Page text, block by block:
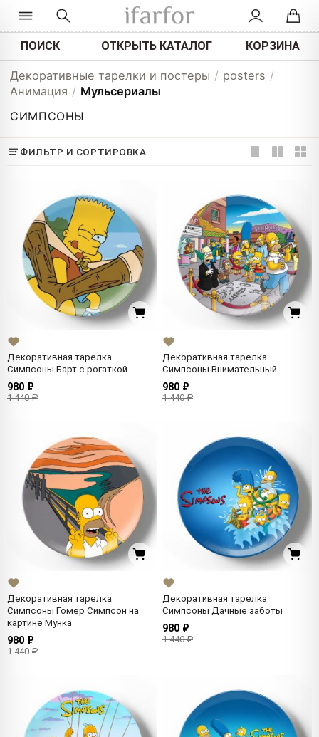
ПОИСК ОТКРЫТЬ КАТАЛОГ КОРЗИНА
Декоративные тарелки и постеры / posters /
Анимация / Мульсериалы
СИМПСОНЫ
ФИЛЬТР И СОРТИРОВКА
Декоративная тарелка
Симпсоны Барт с рогаткой
980 ₽
1 440 ₽
Декоративная тарелка
Симпсоны Внимательный
980 ₽
1 440 ₽
Декоративная тарелка
Симпсоны Гомер Симпсон на
картине Мунка
980 ₽
1 440 ₽
Декоративная тарелка
Симпсоны Дачные заботы
980 ₽
1 440 ₽